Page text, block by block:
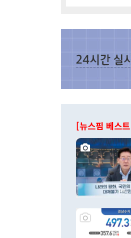
[뉴스핌 베스